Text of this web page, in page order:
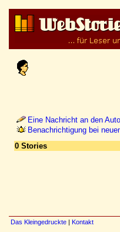
Eine Nachricht an den
Benachrichtigung bei
0 Stories
Das Kleingedruckte | Kontakt